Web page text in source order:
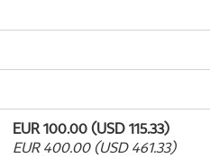
EUR 100.00 (USD 115.33)
EUR 400.00 (USD 461.33)